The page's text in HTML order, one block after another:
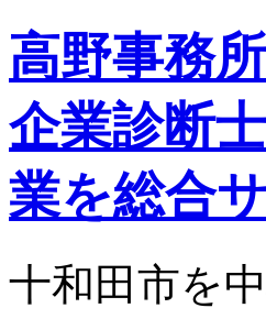
高野事務
企業診断
業を総合
十和田市を